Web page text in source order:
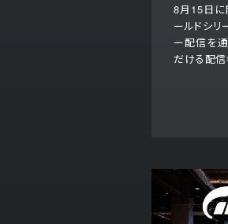
8月15日に
ールドシリ
ー配信を
だける配